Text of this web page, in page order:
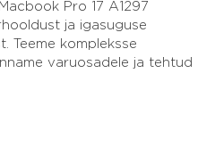
Pro 17 A1297
ja igasuguse
Teeme kompleksse
varuosadele ja tehtud